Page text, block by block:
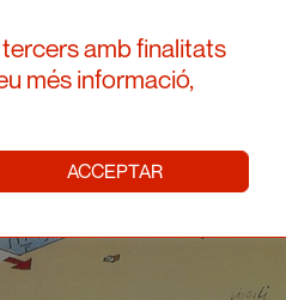
amb finalitats
més informació,
ACCEPTAR